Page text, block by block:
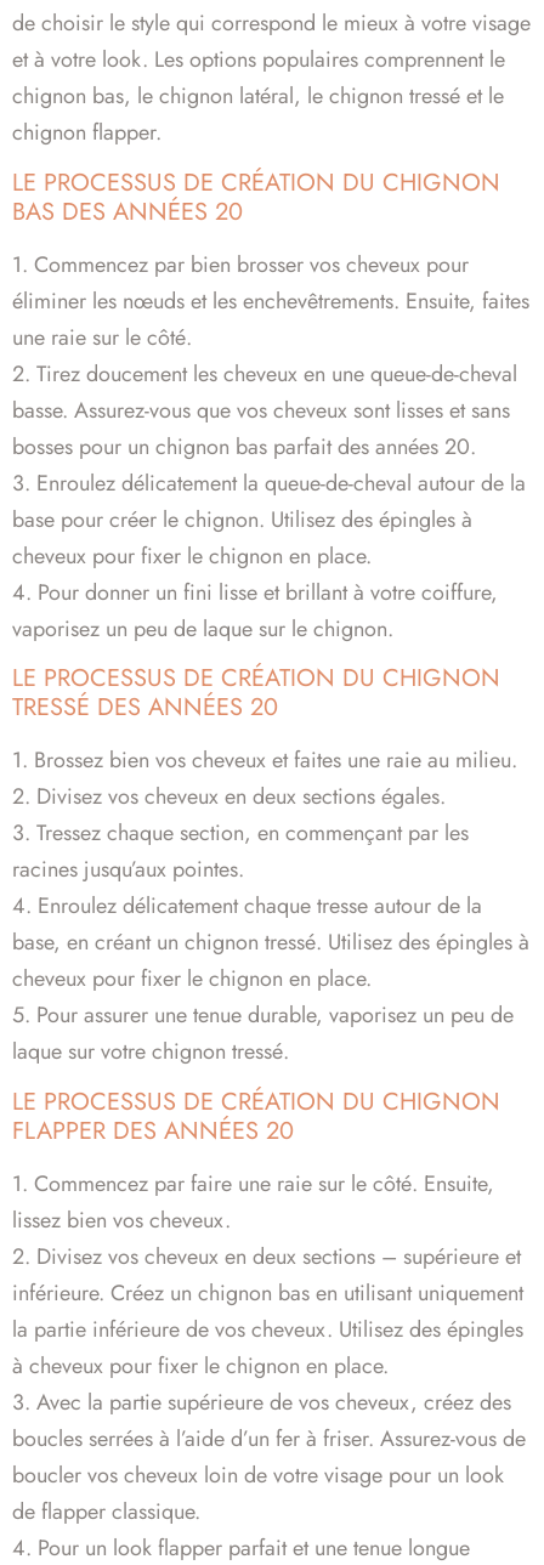
de choisir le style qui correspond le mieux à votre visage
et à votre look. Les options populaires comprennent le
chignon bas, le chignon latéral, le chignon tressé et le
chignon flapper.
LE PROCESSUS DE CRÉATION DU CHIGNON
BAS DES ANNÉES 20
1. Commencez par bien brosser vos cheveux pour
éliminer les nœuds et les enchevêtrements. Ensuite, faites
une raie sur le côté.
2. Tirez doucement les cheveux en une queue-de-cheval
basse. Assurez-vous que vos cheveux sont lisses et sans
bosses pour un chignon bas parfait des années 20.
3. Enroulez délicatement la queue-de-cheval autour de la
base pour créer le chignon. Utilisez des épingles à
cheveux pour fixer le chignon en place.
4. Pour donner un fini lisse et brillant à votre coiffure,
vaporisez un peu de laque sur le chignon.
LE PROCESSUS DE CRÉATION DU CHIGNON
TRESSÉ DES ANNÉES 20
1. Brossez bien vos cheveux et faites une raie au milieu.
2. Divisez vos cheveux en deux sections égales.
3. Tressez chaque section, en commençant par les
racines jusqu’aux pointes.
4. Enroulez délicatement chaque tresse autour de la
base, en créant un chignon tressé. Utilisez des épingles à
cheveux pour fixer le chignon en place.
5. Pour assurer une tenue durable, vaporisez un peu de
laque sur votre chignon tressé.
LE PROCESSUS DE CRÉATION DU CHIGNON
FLAPPER DES ANNÉES 20
1. Commencez par faire une raie sur le côté. Ensuite,
lissez bien vos cheveux.
2. Divisez vos cheveux en deux sections – supérieure et
inférieure. Créez un chignon bas en utilisant uniquement
la partie inférieure de vos cheveux. Utilisez des épingles
à cheveux pour fixer le chignon en place.
3. Avec la partie supérieure de vos cheveux, créez des
boucles serrées à l’aide d’un fer à friser. Assurez-vous de
boucler vos cheveux loin de votre visage pour un look
de flapper classique.
4. Pour un look flapper parfait et une tenue longue